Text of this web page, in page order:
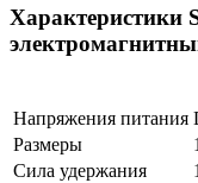
Характеристики
Напряжения питания
Размеры
Сила удержания